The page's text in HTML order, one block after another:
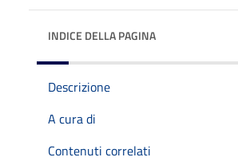
INDICE DELLA PAGINA
Descrizione
A cura di
Contenuti correlati